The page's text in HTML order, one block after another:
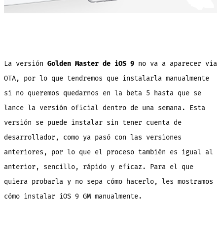
La versión Golden Master de iOS 9no va a aparecer vía
OTA, por lo que tendremos que instalarla manualmente
si no queremos quedarnos en la beta 5 hasta que se
lance la versión oficial dentro deuna semana. Esta
versión se puede instalar sin tener cuenta de
desarrollador, como ya pasó con las versiones
anteriores, por lo que el proceso también es igual al
anterior, sencillo, rápido y eficaz. Para el que
quiera probarla y no sepa cómo hacerlo, les mostramos
cómo instalar iOS 9 GM manualmente.